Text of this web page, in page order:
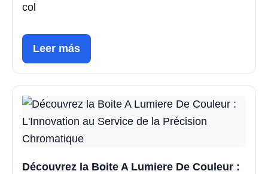
col
Leer más
Découvrez la Boite A Lumiere De Couleur :